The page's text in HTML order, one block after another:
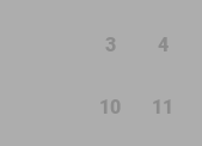
3 4
10 11